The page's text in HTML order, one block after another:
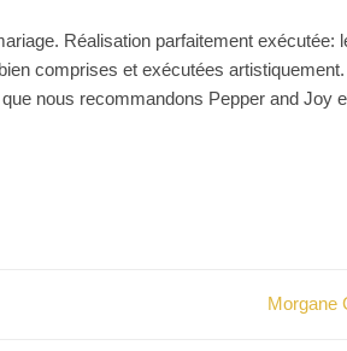
Réalisation parfaitement exécutée:
comprises et exécutées
nous recommandons Pepper and Joy
Morgane